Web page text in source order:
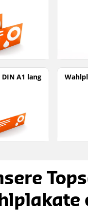
A1 lang